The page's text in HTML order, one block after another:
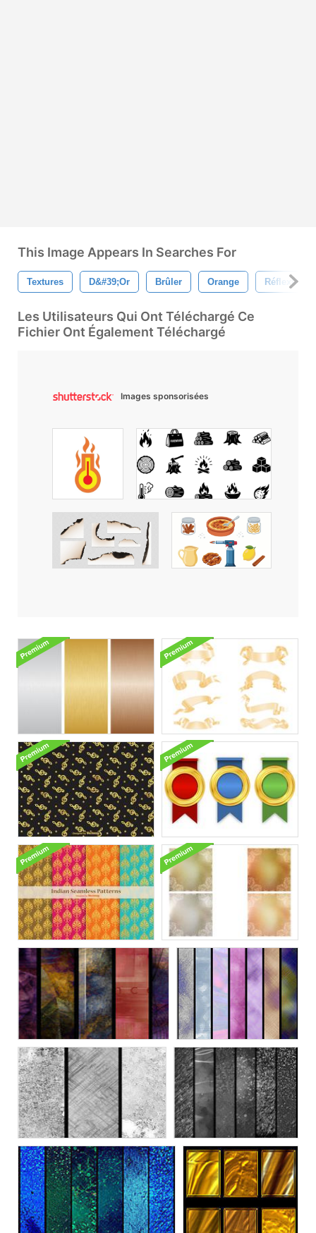
This Image Appears In Searches For
Textures D&#39;or Brûler Orange Réflexions
Les Utilisateurs Qui Ont Téléchargé Ce
Fichier Ont Également Téléchargé
Images sponsorisées